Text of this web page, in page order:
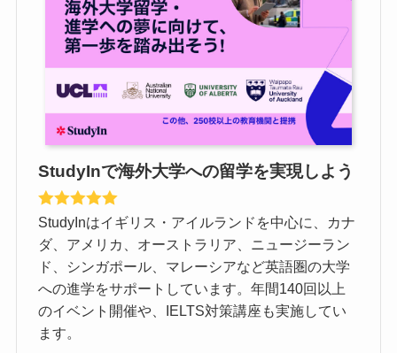
StudyInで海外大学への留学を実現しよう
StudyInはイギリス・アイルランドを中心に、カナ
ダ、アメリカ、オーストラリア、ニュージーラン
ド、シンガポール、マレーシアなど英語圏の大学
への進学をサポートしています。年間140回以上
のイベント開催や、IELTS対策講座も実施してい
ます。